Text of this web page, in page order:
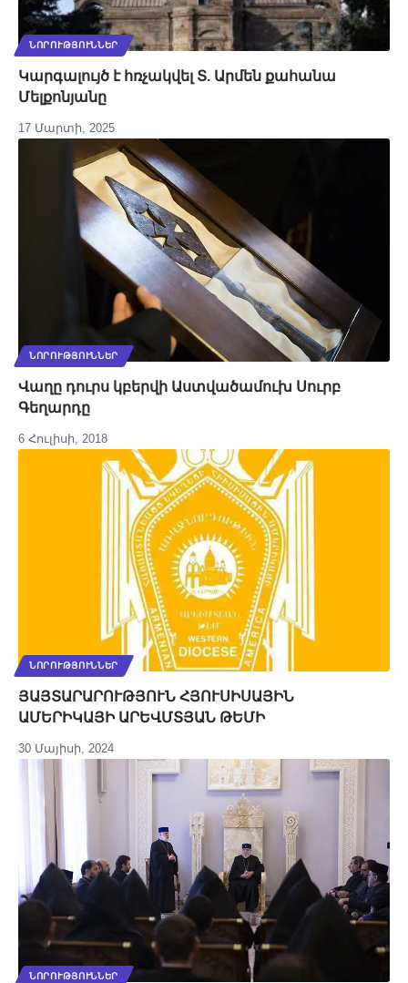
ՆՈՐՈՒԹՅՈՒՆՆԵՐ
Կարգալույծ է հռչակվել Տ. Արմեն քահանա
Մելքոնյանը
17 Մարտի, 2025
ՆՈՐՈՒԹՅՈՒՆՆԵՐ
Վաղը դուրս կբերվի Աստվածամուխ Սուրբ
Գեղարդը
6 Հուլիսի, 2018
ՆՈՐՈՒԹՅՈՒՆՆԵՐ
ՅԱՅՏԱՐԱՐՈՒԹՅՈՒՆ ՀՅՈՒՍԻՍԱՅԻՆ
ԱՄԵՐԻԿԱՅԻ ԱՐԵՎՄՏՅԱՆ ԹԵՄԻ
30 Մայիսի, 2024
ՆՈՐՈՒԹՅՈՒՆՆԵՐ